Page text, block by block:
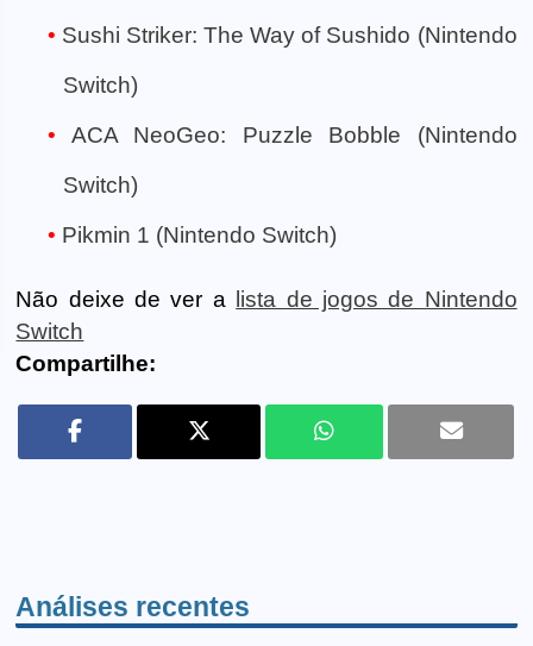
Sushi Striker: The Way of Sushido (Nintendo
Switch)
ACA NeoGeo: Puzzle Bobble (Nintendo
Switch)
Pikmin 1 (Nintendo Switch)
Não deixe de ver a
lista de jogos de Nintendo
Switch
Compartilhe:
Análises recentes